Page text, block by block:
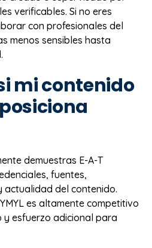
verificables. Si no eres
con profesionales del
menos sensibles hasta
mi contenido
demuestras E-A-T
fuentes,
actualidad del contenido.
es altamente competitivo
y esfuerzo adicional para